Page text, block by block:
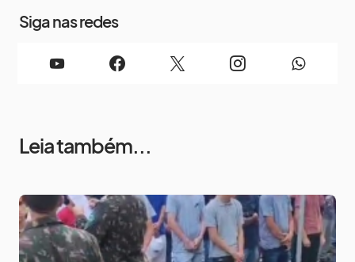
Siga nas redes
Leia também...